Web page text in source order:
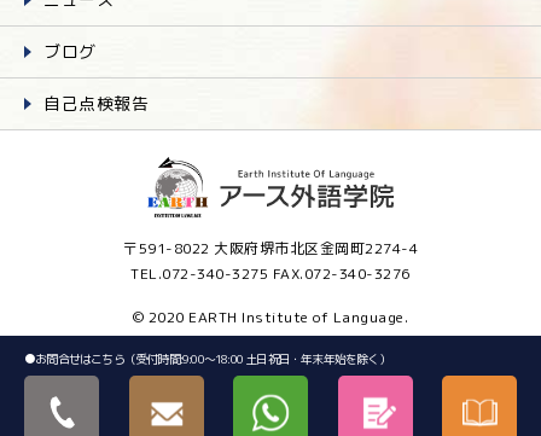
ブログ
自己点検報告
〒591-8022 大阪府堺市北区金岡町2274-4
TEL.072-340-3275 FAX.072-340-3276
© 2020 EARTH Institute of Language.
●お問合せはこちら（受付時間:9:00～18:00 土日祝日・年末年始を除く）